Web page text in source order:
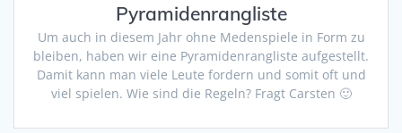
Pyramidenrangliste
Um auch in diesem Jahr ohne Medenspiele in Form zu
bleiben, haben wir eine Pyramidenrangliste aufgestellt.
Damit kann man viele Leute fordern und somit oft und
viel spielen. Wie sind die Regeln? Fragt Carsten 🙂